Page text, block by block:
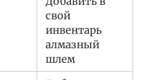
свой
инвентарь
алмазный
шлем